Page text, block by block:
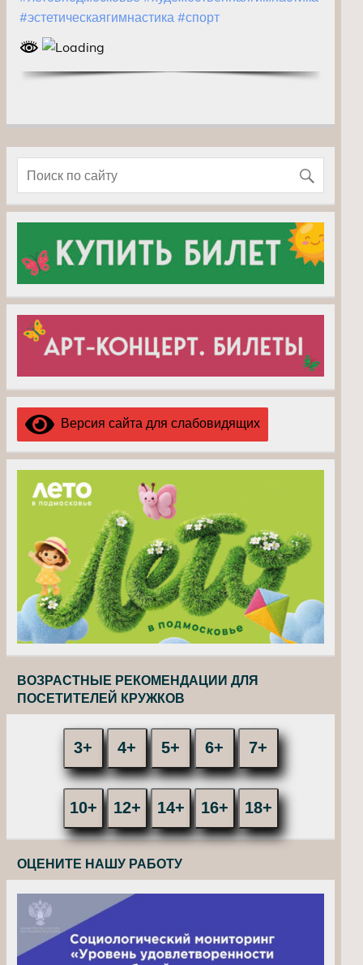
#эстетическаягимнастика #спорт
Версия сайта для слабовидящих
ВОЗРАСТНЫЕ РЕКОМЕНДАЦИИ ДЛЯ
ПОСЕТИТЕЛЕЙ КРУЖКОВ
3+ 4+ 5+ 6+ 7+
10+ 12+ 14+ 16+ 18+
ОЦЕНИТЕ НАШУ РАБОТУ